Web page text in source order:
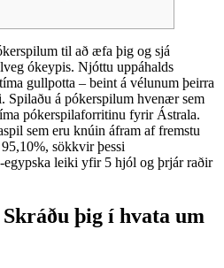
til að æfa þig og sjá
ókeypis. Njóttu uppáhalds
gullpotta – beint á vélunum þeirra
Spilaðu á pókerspilum hvenær sem
pókerspilaforritinu fyrir Ástrala.
sem eru knúin áfram af fremstu
sökkvir þessi
leiki yfir 5 hjól og þrjár raðir
þig í hvata um